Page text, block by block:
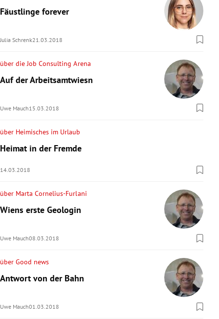
Fäustlinge forever
Julia Schrenk21.03.2018
über die Job Consulting Arena
Auf der Arbeitsamtwiesn
Uwe Mauch15.03.2018
über Heimisches im Urlaub
Heimat in der Fremde
14.03.2018
über Marta Cornelius-Furlani
Wiens erste Geologin
Uwe Mauch08.03.2018
über Good news
Antwort von der Bahn
Uwe Mauch01.03.2018